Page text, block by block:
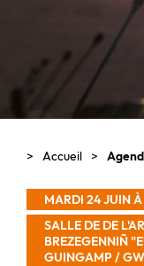
ASSOCIATIONS
Accueil
MARDI 24 JUIN
SALLE DE DE
BREZEGENNIÑ
GUINGAMP /